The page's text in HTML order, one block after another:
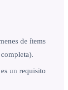
de ítems
un requisito